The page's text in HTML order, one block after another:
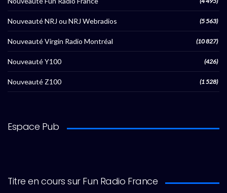
Nouveauté NRJ ou NRJ Webradios (5 563)
Nouveauté Virgin Radio Montréal (10 827)
Nouveauté Y100 (426)
Nouveauté Z100 (1 528)
Espace Pub
Titre en cours sur Fun Radio France